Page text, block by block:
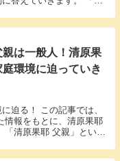
は一般人！清原果
環境に迫っていき
迫る！ この記事では、
情報をもとに、清原果耶
清原果耶 父親」という